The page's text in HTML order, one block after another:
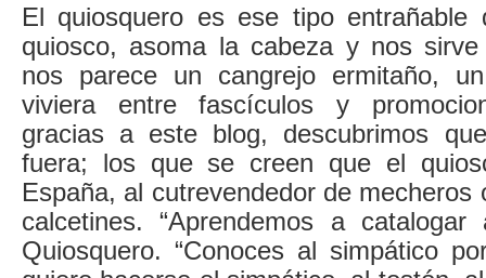
El quiosquero es ese tipo entrañable
quiosco, asoma la cabeza y nos
nos parece un cangrejo ermitaño,
viviera entre fascículos y
gracias a este blog, descubrimos
fuera; los que se creen que el
España, al cutrevendedor de mecheros
calcetines. “Aprendemos a
Quiosquero. “Conoces al simpático